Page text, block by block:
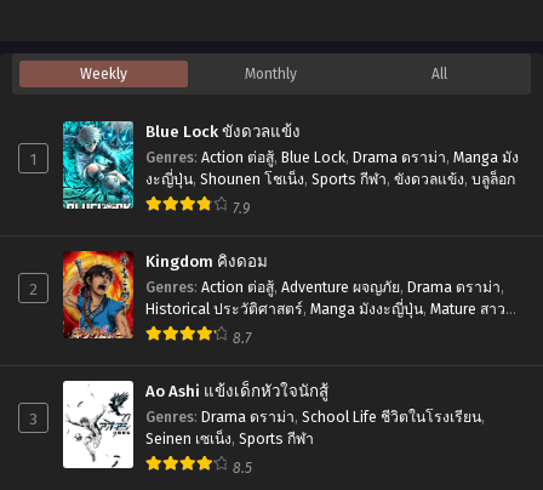
Chapter 74
มีนาคม 15, 2025
Chapter 73
Chapter 72
มีนาคม 15, 2025
Chapter 71
มีนาคม 15, 2025
Chapter 70
Chapter 68
มีนาคม 15, 2025
Chapter 67
มีนาคม 15, 2025
มีนาคม 15, 2025 มีนาคม 15, 2025
Chapter 64
มีนาคม 15, 2025
Chapter 63
เกมส์
no
Genjitsu
Renai
Game
Weekly Monthly All
1
Blue Lock ขังดวลแข้ง
Genres: Action ต่อสู้, Blue Lock, Drama ดราม่า, Manga มัง
งะญี่ปุ่น, Shounen โชเน็ง, Sports กีฬา, ขังดวลแข้ง, บลูล็อก
7.9
2
Kingdom คิงดอม
Genres: Action ต่อสู้, Adventure ผจญภัย, Drama ดราม่า,
Historical ประวัติศาสตร์, Manga มังงะญี่ปุ่น, Mature สาว
ใหญ่,Seinen เซเน็ง
8.7
3
Ao Ashi แข้งเด็กหัวใจนักสู้
Genres: Drama ดราม่า, School Life ชีวิตในโรงเรียน,
Seinen เซเน็ง, Sports กีฬา
8.5